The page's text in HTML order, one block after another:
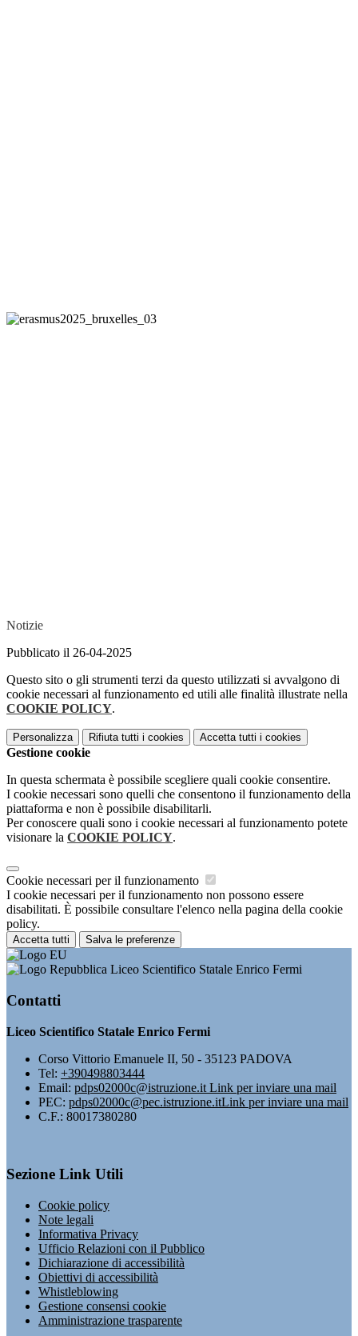
Notizie
Pubblicato il 26-04-2025
Questo sito o gli strumenti terzi da questo utilizzati si avvalgono di
cookie necessari al funzionamento ed utili alle finalità illustrate nella
COOKIE POLICY.
Personalizza Rifiuta tutti i cookies Accetta tutti i cookies
Gestione cookie
In questa schermata è possibile scegliere quali cookie consentire.
I cookie necessari sono quelli che consentono il funzionamento della
piattaforma e non è possibile disabilitarli.
Per conoscere quali sono i cookie necessari al funzionamento potete
visionare la COOKIE POLICY.
Cookie necessari per il funzionamento
I cookie necessari per il funzionamento non possono essere
disabilitati. È possibile consultare l'elenco nella pagina della cookie
policy.
Accetta tutti Salva le preferenze
Liceo Scientifico Statale Enrico Fermi
Contatti
Liceo Scientifico Statale Enrico Fermi
Corso Vittorio Emanuele II, 50 - 35123 PADOVA
Tel: +390498803444
Email: pdps02000c@istruzione.it Link per inviare una mail
PEC: pdps02000c@pec.istruzione.itLink per inviare una mail
C.F.: 80017380280
Sezione Link Utili
Cookie policy
Note legali
Informativa Privacy
Ufficio Relazioni con il Pubblico
Dichiarazione di accessibilità
Obiettivi di accessibilità
Whistleblowing
Gestione consensi cookie
Amministrazione trasparente